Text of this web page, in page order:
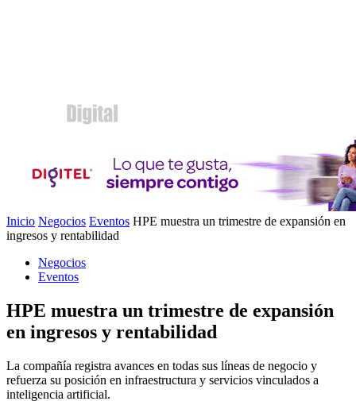
Inicio Negocios Eventos HPE muestra un trimestre de expansión en
ingresos y rentabilidad
Negocios
Eventos
HPE muestra un trimestre de expansión
en ingresos y rentabilidad
La compañía registra avances en todas sus líneas de negocio y
refuerza su posición en infraestructura y servicios vinculados a
inteligencia artificial.